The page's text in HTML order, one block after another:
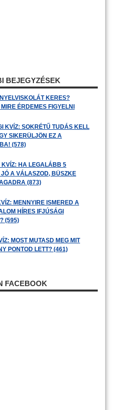
BEJEGYZÉSEK
KERES?
ÉRDEMES FIGYELNI
KVÍZ: SOKRÉTŰ TUDÁS KELL
SIKERÜLJÖN EZ A
(578)
KVÍZ: HA LEGALÁBB 5
JÓ A VÁLASZOD, BÜSZKE
(873)
MENNYIRE ISMERED A
HÍRES IFJÚSÁGI
(595)
MOST MUTASD MEG MIT
PONTOD LETT? (461)
FACEBOOK